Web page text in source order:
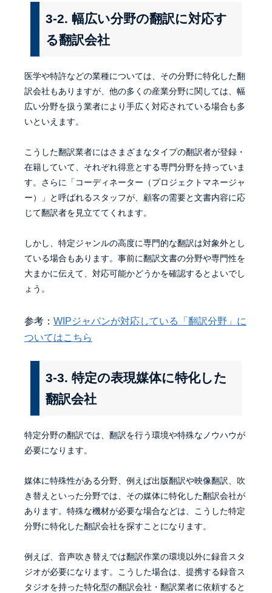
3-2. 幅広い分野の翻訳に対応す
る翻訳会社
医学や特許などの業種については、その分野に特化した翻
訳会社もありますが、他の多くの産業分野に関しては、幅
広い分野を扱う業者により手広く対応されている場合も多
いといえます。
こうした翻訳業者にはさまざまなタイプの翻訳者が登録・
在籍していて、それぞれ得意とする専門分野を持っていま
す。さらに「コーディネーター（プロジェクトマネージャ
ー）」と呼ばれるスタッフが、顧客の需要と文書内容に応
じて翻訳者を見立ててくれます。
しかし、特定ジャンルの高度に専門的な翻訳は対象外とし
ている場合もあります。事前に翻訳文書の分野や専門性を
大まかに伝えて、対応可能かどうかを確認するとよいでし
ょう。
参考： WIPジャパンが対応している「翻訳分野」に
ついてはこちら
3-3. 特定の表現媒体に特化した
翻訳会社
特定分野の翻訳では、翻訳を行う環境や特殊なノウハウが
必要になります。
媒体に特殊性がある分野、例えば出版翻訳や映像翻訳、吹
き替えといった分野では、その媒体に特化した翻訳会社が
あります。特殊な機材が必要な場合などは、こうした特定
分野に特化した翻訳会社を探すことになります。
例えば、音声吹き替えでは翻訳作業の環境以外に録音スタ
ジオが必要になります。こうした場合は、提携する録音ス
タジオを持った特化型の翻訳会社・翻訳業者に依頼すると